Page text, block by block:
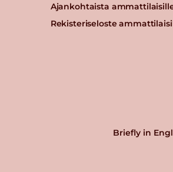
Ajankohtaista
Rekisteriseloste
Briefly in